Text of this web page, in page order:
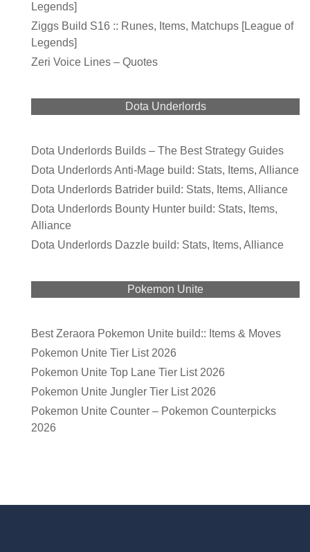
Legends]
Ziggs Build S16 :: Runes, Items, Matchups [League of
Legends]
Zeri Voice Lines – Quotes
Dota Underlords
Dota Underlords Builds – The Best Strategy Guides
Dota Underlords Anti-Mage build: Stats, Items, Alliance
Dota Underlords Batrider build: Stats, Items, Alliance
Dota Underlords Bounty Hunter build: Stats, Items,
Alliance
Dota Underlords Dazzle build: Stats, Items, Alliance
Pokemon Unite
Best Zeraora Pokemon Unite build:: Items & Moves
Pokemon Unite Tier List 2026
Pokemon Unite Top Lane Tier List 2026
Pokemon Unite Jungler Tier List 2026
Pokemon Unite Counter – Pokemon Counterpicks
2026